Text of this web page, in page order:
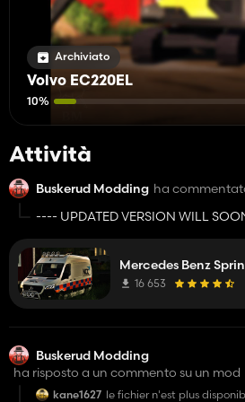
Archiviato
Volvo EC220EL
10%
Attività
Buskerud Modding ha
---- UPDATED VERSION WILL
Old Version is currentely working
31.05.21
Mercedes Benz
16 653
Buskerud Modding
ha risposto a un commento su un mod
kane1627 le fichier n'est plus